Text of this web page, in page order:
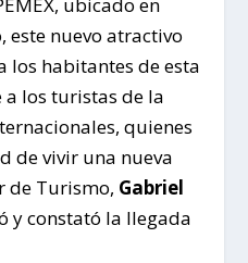
ubicado en
este nuevo atractivo
los habitantes de esta
los turistas de la
quienes
de vivir una nueva
de Turismo, Gabriel
y constató la llegada